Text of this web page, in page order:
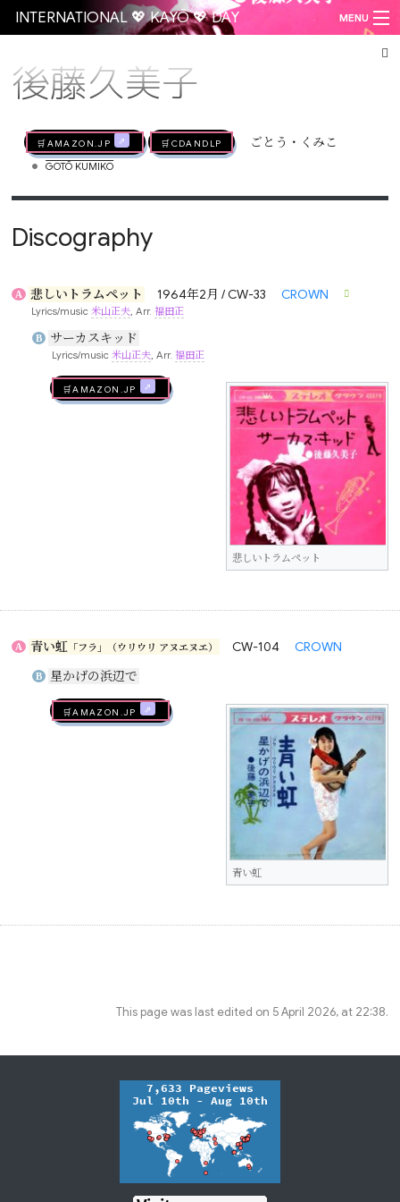
INTERNATIONAL 💖 KAYŌ 💖 DAY MENU
後藤久美子
🛒AMAZON.jp 🛒CDandLP ごとう・くみこ
• GOTŌ KUMIKO
Discography
A 悲しいトラムペット 1964年2月 / CW-33 CROWN
Lyrics/music米山正夫 , Arr.福田正
B サーカスキッド
Lyrics/music 米山正夫, Arr. 福田正
悲しいトラムペット
🛒AMAZON.jp
A 青い虹 「フラ」（ウリウリ アヌエヌエ） CW-104 CROWN
B 星かげの浜辺で
青い虹
🛒AMAZON.jp
This page was last edited on 5 April 2026, at 22:38.